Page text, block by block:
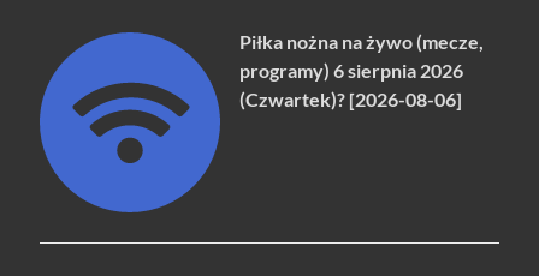
Piłka nożna na żywo (mecze,
programy) 6 sierpnia 2026
(Czwartek)? [2026-08-06]